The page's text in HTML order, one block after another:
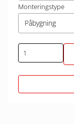
Monteringstype
Påbygning